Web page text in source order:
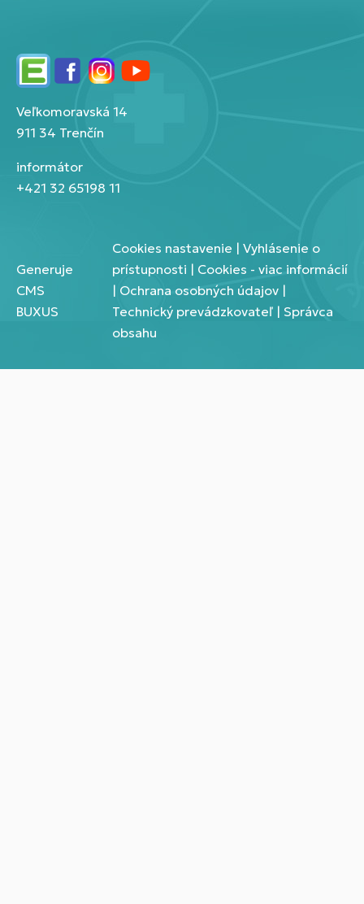
EdupageFacebookInstagram
YouTube
Veľkomoravská 14
911 34 Trenčín
informátor
+421 32 65198 11
Generuje
CMS
BUXUS
Cookies nastavenie | Vyhlásenie o
prístupnosti | Cookies - viac informácií
| Ochrana osobných údajov |
Technický prevádzkovateľ | Správca
obsahu